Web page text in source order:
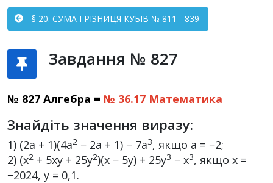
§ 20. СУМА І РІЗНИЦЯ КУБІВ № 811 - 839
Завдання № 827
№ 827 Алгебра = № 36.17 Математика
Знайдіть значення виразу:
1) (2a + 1)(4a2 − 2a + 1) − 7a3, якщо a = −2;
2) (x2 + 5xy + 25y2)(x − 5y) + 25y3 − x3, якщо x =
−2024, y = 0,1.